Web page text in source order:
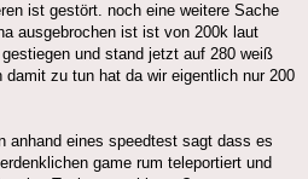
ist gestört. noch eine weitere Sache
ausgebrochen ist ist von 200k laut
und stand jetzt auf 280 weiß
zu tun hat da wir eigentlich nur 200
anhand eines speedtest sagt dass es
game rum teleportiert und